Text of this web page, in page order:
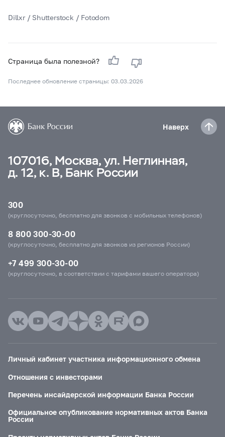
Dillxr / Shutterstock / Fotodom
Страница была полезной?
Последнее обновление страницы: 03.03.2026
Наверх
107016, Москва, ул. Неглинная,
д. 12, к. В, Банк России
300
(круглосуточно, бесплатно для звонков с мобильных телефонов)
8 800 300-30-00
(круглосуточно, бесплатно для звонков из регионов России)
+7 499 300-30-00
(круглосуточно, в соответствии с тарифами вашего оператора)
Личный кабинет участника информационного обмена
Отношения с инвесторами
Перечень инсайдерской информации Банка России
Официальное опубликование нормативных актов Банка
России